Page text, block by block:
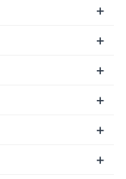
+
+
+
+
+
+